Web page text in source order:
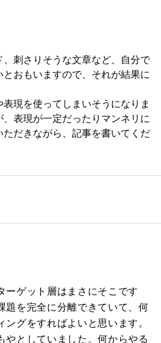
刺さりそうな文章など、自分で
おもいますので、それが結果に
現を使ってしまいそうになりま
表現が一定だったりマンネリに
だきながら、記事を書いてくだ
ーゲット層はまさにそこです
題を完全に分離できていて、何
グをすればよいと思います。
やとしていました。何からやる